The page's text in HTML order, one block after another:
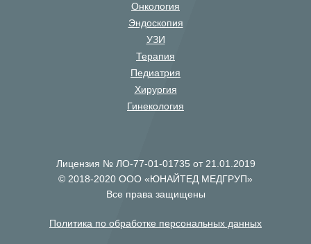
Онкология
Эндоскопия
УЗИ
Терапия
Педиатрия
Хирургия
Гинекология
Лицензия № ЛО-77-01-01735 от 21.01.2019
© 2018-2020 ООО «ЮНАЙТЕД МЕДГРУП»
Все права защищены
Политика по обработке персональных данных